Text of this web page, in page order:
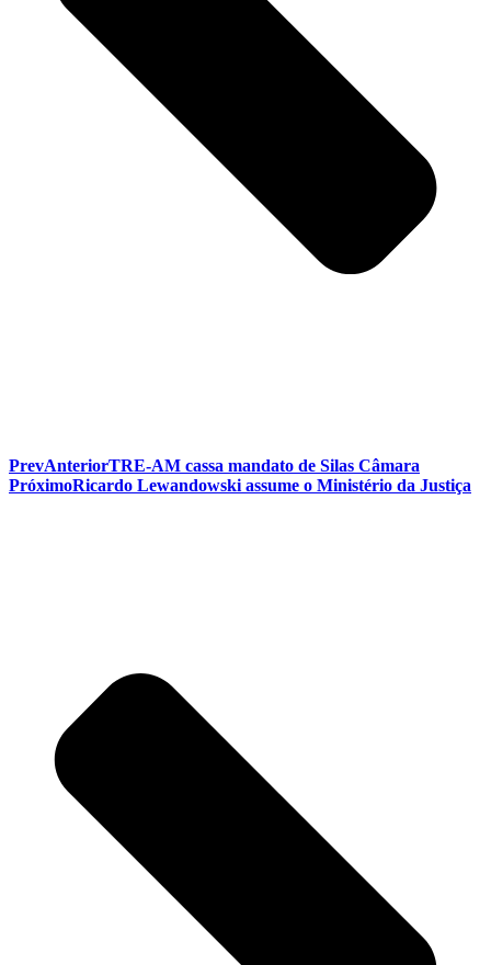
PrevAnteriorTRE-AM cassa mandato de Silas Câmara
PróximoRicardo Lewandowski assume o Ministério da Justiça